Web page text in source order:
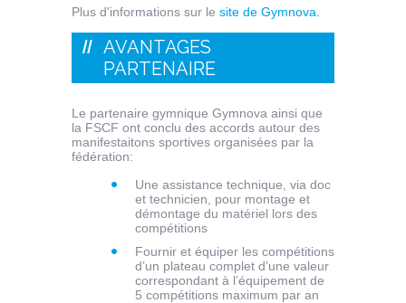
Plus d'informations sur le site de Gymnova.
AVANTAGES
PARTENAIRE
Le partenaire gymnique Gymnova ainsi que
la FSCF ont conclu des accords autour des
manifestaitons sportives organisées par la
fédération:
Une assistance technique, via doc
et technicien, pour montage et
démontage du matériel lors des
compétitions
Fournir et équiper les compétitions
d’un plateau complet d’une valeur
correspondant à l’équipement de
5 compétitions maximum par an